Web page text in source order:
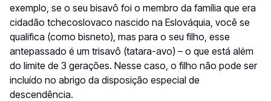
exemplo, se o seu bisavô foi o membro da família que era
cidadão tchecoslovaco nascido na Eslováquia, você se
qualifica (como bisneto), mas para o seu filho, esse
antepassado é um trisavô (tatara-avo) – o que está além
do limite de 3 gerações. Nesse caso, o filho não pode ser
incluído no abrigo da disposição especial de
descendência.